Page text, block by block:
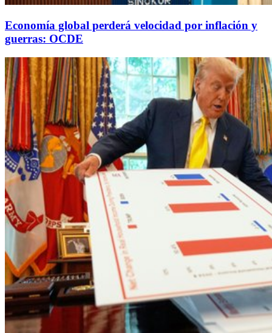
Economía global perderá velocidad por inflación y
guerras: OCDE